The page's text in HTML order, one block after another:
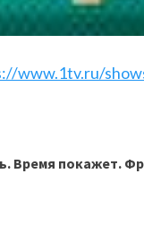
www.1tv.ru/
Время покажет.